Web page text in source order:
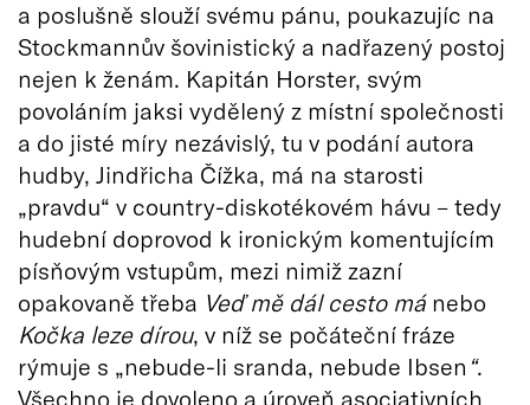
a poslušně slouží svému pánu, poukazujíc na
Stockmannův šovinistický a nadřazený postoj
nejen k ženám. Kapitán Horster, svým
povoláním jaksi vydělený z místní společnosti
a do jisté míry nezávislý, tu v podání autora
hudby, Jindřicha Čížka, má na starosti
„pravdu“ v country-diskotékovém hávu – tedy
hudební doprovod k ironickým komentujícím
písňovým vstupům, mezi nimiž zazní
opakovaně třeba Veď mě dál cesto mánebo
Kočka leze dírou, v níž se počáteční fráze
rýmuje s „nebude-li sranda, nebude Ibsen “.
Všechno je dovoleno a úroveň asociativních